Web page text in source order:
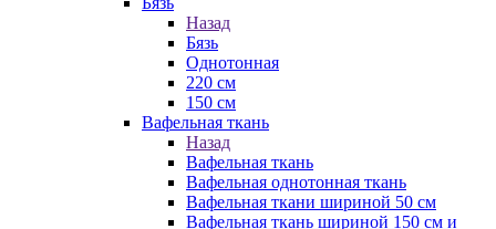
Назад
Бязь
Однотонная
220 см
150 см
Вафельная ткань
Назад
Вафельная ткань
Вафельная однотонная ткань
Вафельная ткани шириной 50 см
Вафельная ткань шириной 150 см и